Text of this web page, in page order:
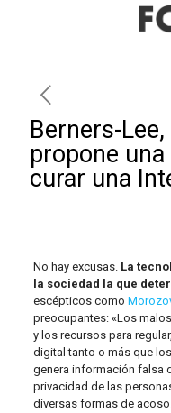
Berners-
propone
curar una
No hay excusas. La
la sociedad la que
escépticos como
preocupantes: «Los
y los recursos para
digital tanto o más que
genera información falsa
privacidad de las
diversas formas de